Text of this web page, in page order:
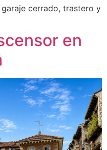
cerrado, trastero y
en